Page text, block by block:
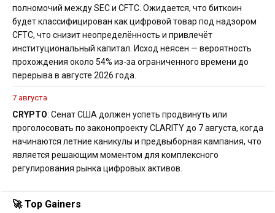
полномочий между SEC и CFTC. Ожидается, что биткоин
будет классифицирован как цифровой товар под надзором
CFTC, что снизит неопределённость и привлечёт
институциональный капитал. Исход неясен — вероятность
прохождения около 54% из-за ограниченного времени до
перерыва в августе 2026 года.
7 августа
CRYPTO: Сенат США должен успеть продвинуть или
проголосовать по законопроекту CLARITY до 7 августа, когда
начинаются летние каникулы и предвыборная кампания, что
является решающим моментом для комплексного
регулирования рынка цифровых активов.
🚀 Top Gainers